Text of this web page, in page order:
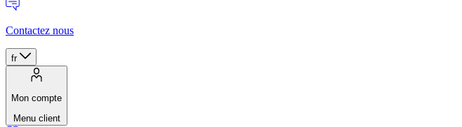
Contactez nous
fr
Mon compte
Menu client